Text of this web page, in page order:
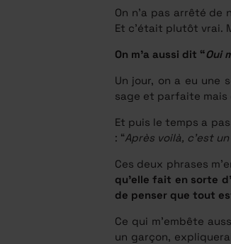
On n’a pas arrêté
Et c’était plutôt vrai.
On m’a aussi dit “Oui
Un jour, on a eu une
sage et parfaite mais
Et puis le temps a
: “Après voilà, c’est
Ces deux phrases
qu’elle fait en sorte
de penser que tout
Ce qui m’embête
un garçon,